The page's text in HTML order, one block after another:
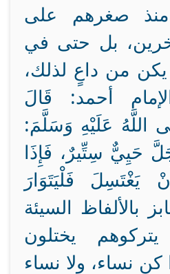
صغرهم على
بل حتى في
يكن من داعٍ لذلك،
أحمد: قَالَ
اللَّهُ عَلَيْهِ وَسَلَّمَ:
حَيِيٌّ سِتِّيرٌ، فَإِذَا
يَغْتَسِلَ فَلْيَتَوَارَ
بالألفاظ السيئة
يتركوهم يختلون
كن نساء، ولا نساء